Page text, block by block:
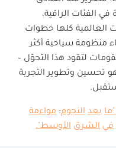
الفئات الراقية،
العالمية كلها خطوات
منظومة سياحية أكثر
لتقود هذا التحوّل –
هو تحسين وتطوير التجربة
:ما بعد النجوم: مواءمة
في الشرق الأوسط".